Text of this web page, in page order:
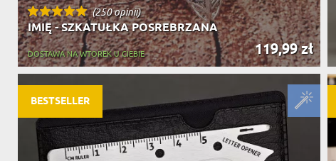
(250 opinii)
IMIĘ - SZKATUŁKA POSREBRZANA
119,99 zł
DOSTAWA NA WTOREK U CIEBIE
BESTSELLER